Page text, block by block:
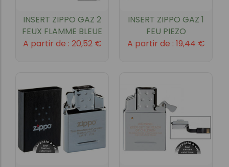
INSERT ZIPPO GAZ 2
FEUX FLAMME BLEUE
A partir de : 20,52 €
INSERT ZIPPO GAZ 1
FEU PIEZO
A partir de : 19,44 €